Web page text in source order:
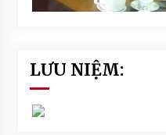
LƯU NIỆM: